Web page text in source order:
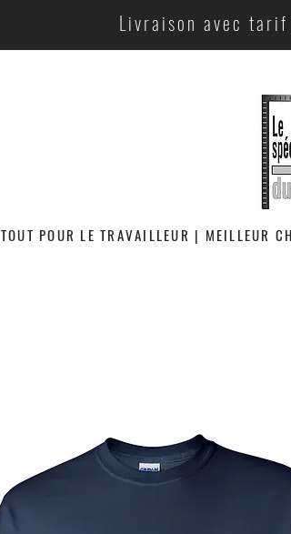
Livraison avec
TOUT POUR LE TRAVAILLEUR | MEILLEUR